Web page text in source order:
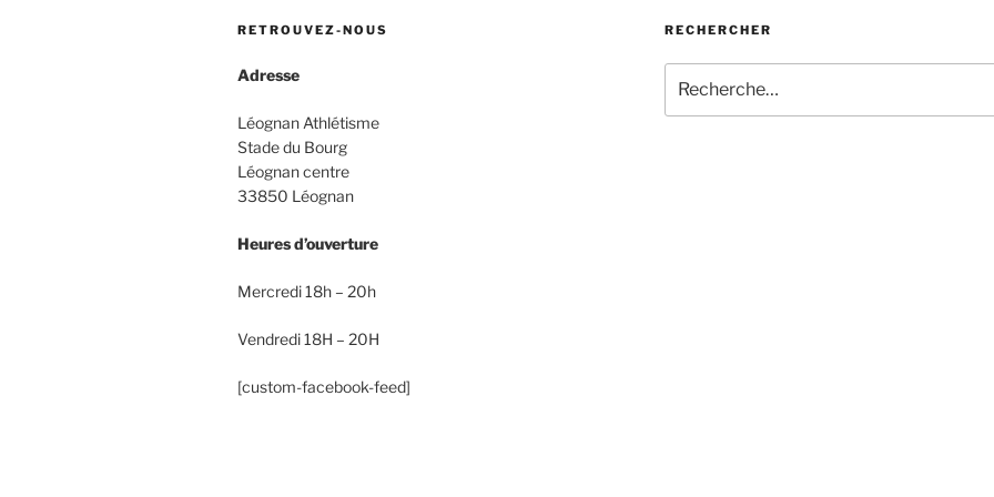
RETROUVEZ-NOUS
Adresse
Léognan Athlétisme
Stade du Bourg
Léognan centre
33850 Léognan
Heures d’ouverture
Mercredi 18h – 20h
Vendredi 18H – 20H
[custom-facebook-feed]
RECHERCHER
pour
: